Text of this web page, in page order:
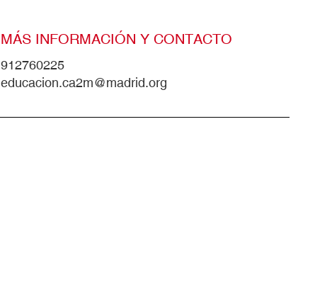
MÁS INFORMACIÓN Y CONTACTO
912760225
educacion.ca2m@madrid.org